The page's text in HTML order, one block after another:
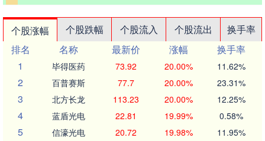
个股涨幅 个股跌幅 个股流入 个股流出
换手率
排名
名称 最新价 涨幅
换手率
1
毕得医药 73.92 20.00% 11.62%
2 百普赛斯 77.7 20.00% 23.31%
3 北方长龙 113.23 20.00% 12.25%
4 蓝盾光电 22.81 19.99% 0.58%
5 信濠光电 20.72 19.98% 11.95%